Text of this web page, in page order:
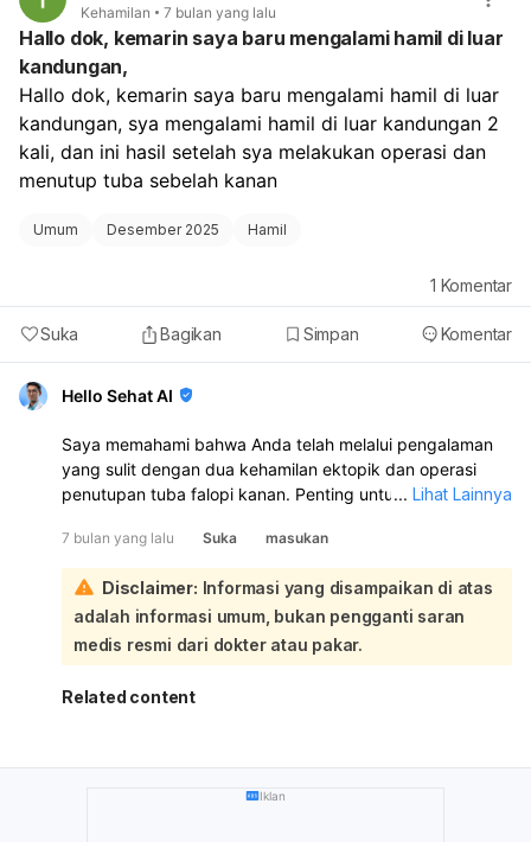
Kehamilan 7 bulan yang lalu
Hallo dok, kemarin saya baru mengalami hamil di luar
kandungan,
Hallo dok, kemarin saya baru mengalami hamil di luar
kandungan, sya mengalami hamil di luar kandungan 2
kali, dan ini hasil setelah sya melakukan operasi dan
menutup tuba sebelah kanan
Umum Desember 2025 Hamil
Suka Bagikan Simpan Komentar
1 Komentar
Hello Sehat AI
Saya memahami bahwa Anda telah melalui pengalaman
yang sulit dengan dua kehamilan ektopik dan operasi
penutupan tuba falopi kanan. Penting untuk diketahui
yang berfungsi, Anda masih memiliki peluang untuk hamil
secara normal:
Berdasarkan informasi yang ada, sekitar 70% wanita yang
pernah mengalami kehamilan ektopik dapat hamil normal
setelahnya. Setelah operasi, disarankan untuk menunggu
2-3 siklus menstruasi sebelum mencoba hamil lagi, atau
sesuai dengan anjuran dokter yang menangani Anda.
memastikan lokasi kehamilan berada di dalam rahim dan
memantau kondisi Anda dengan cermat, mengingat
... Lihat Lainnya
7 bulan yang lalu Suka masukan
Disclaimer: Informasi yang disampaikan di atas
adalah informasi umum, bukan pengganti saran
medis resmi dari dokter atau pakar.
Related content
Iklan